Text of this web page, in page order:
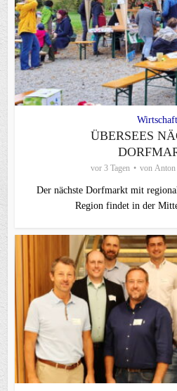
Wirtschaft
ÜBERSEES
vor 3 Tagen von Anton
Der nächste Dorfmarkt mit
Region findet in der